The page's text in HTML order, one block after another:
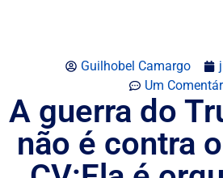
Guilhobel Camargo
Um
A guerra do
não é contra